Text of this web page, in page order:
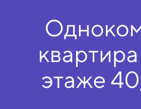
этаже